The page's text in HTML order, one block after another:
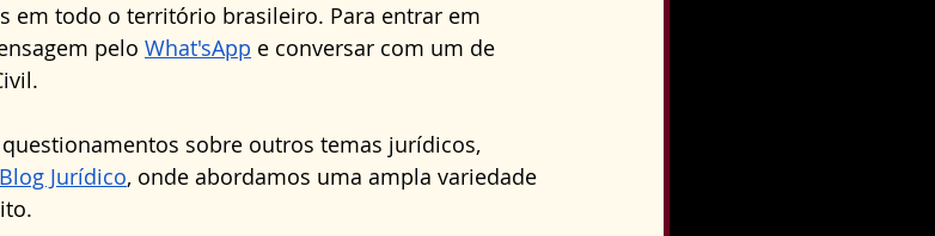
em todo o território brasileiro. Para entrar em
pelo What'sApp e conversar com um de
sobre outros temas jurídicos,
Blog Jurídico, onde abordamos uma ampla variedade